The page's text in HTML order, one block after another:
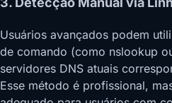
Usuários avançados podem
de comando (como nslookup
servidores DNS atuais
Esse método é profissional,